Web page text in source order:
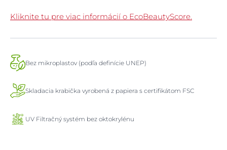
Kliknite tu pre viac informácií o EcoBeautyScore.
Bez mikroplastov (podľa definície UNEP)
Skladacia krabička vyrobená z papiera s certifikátom FSC
UV Filtračný systém bez oktokrylénu